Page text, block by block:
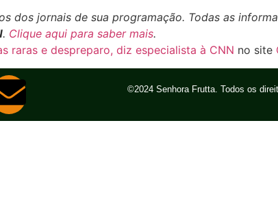
dos jornais de sua programação. Todas as
. Clique aqui para saber mais.
raras e despreparo, diz especialista à CNN no site
©2024 Senhora Frutta. Todos os